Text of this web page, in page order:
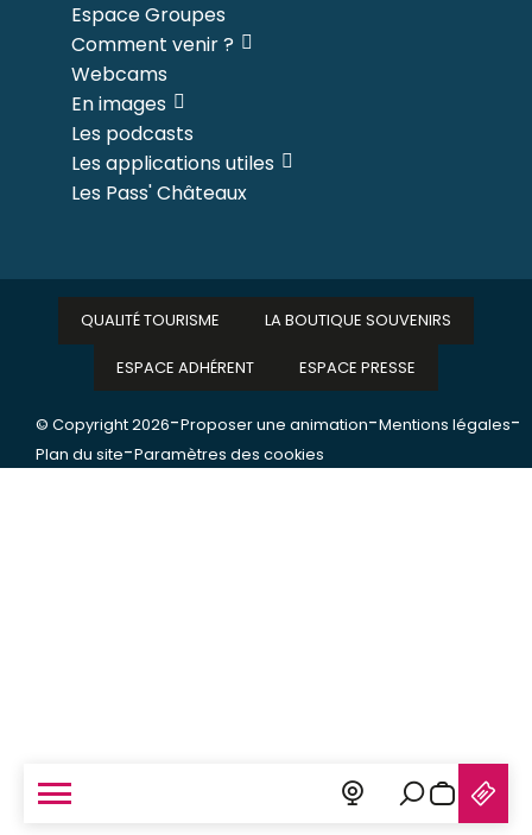
Recherche
Espace Groupes
Comment venir ?
Webcams
En images
Les podcasts
Les applications utiles
Les Pass' Châteaux
© Copyright 2026-Proposer une animation-Mentions légales-
Plan du site-Paramètres des cookies
QUALITÉ TOURISME LA BOUTIQUE SOUVENIRS
ESPACE ADHÉRENT ESPACE PRESSE